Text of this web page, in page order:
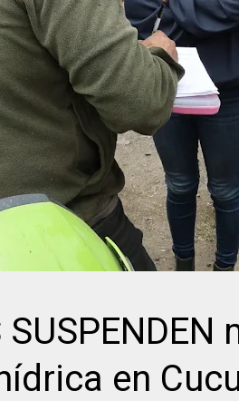
en